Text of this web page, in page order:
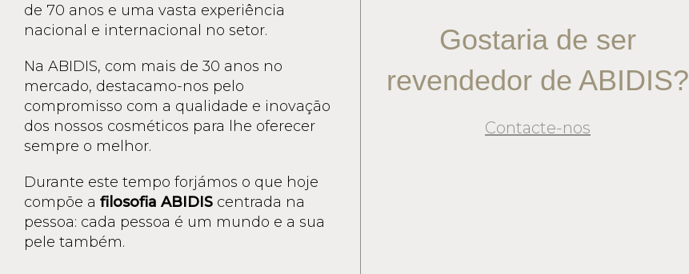
de 70 anos e uma vasta experiência
nacional e internacional no setor.
Na ABIDIS, com mais de 30 anos no
mercado, destacamo-nos pelo
compromisso com a qualidade e inovação
dos nossos cosméticos para lhe oferecer
sempre o melhor.
Durante este tempo forjámos o que hoje
compõe a filosofia ABIDIS centrada na
pessoa: cada pessoa é um mundo e a sua
pele também.
Gostaria de ser
revendedor de ABIDIS?
Contacte-nos